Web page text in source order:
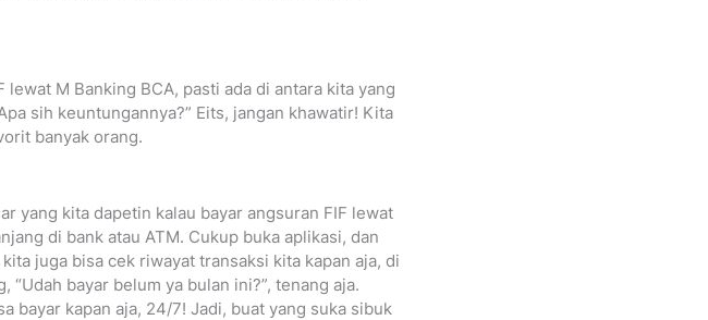
M Banking BCA, pasti ada di antara kita yang
sih keuntungannya?” Eits, jangan khawatir! Kita
banyak orang.
yang kita dapetin kalau bayar angsuran FIF lewat
di bank atau ATM. Cukup buka aplikasi, dan
juga bisa cek riwayat transaksi kita kapan aja, di
“Udah bayar belum ya bulan ini?”, tenang aja.
bayar kapan aja, 24/7! Jadi, buat yang suka sibuk